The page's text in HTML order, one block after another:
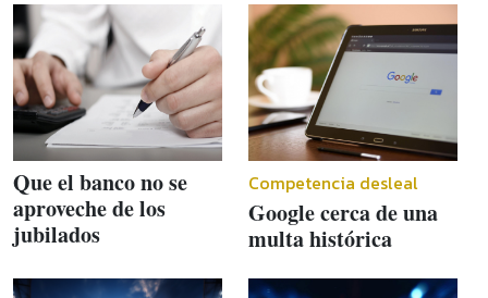
Que el banco no se
aproveche de los
jubilados
Competencia desleal
Google cerca de una
multa histórica